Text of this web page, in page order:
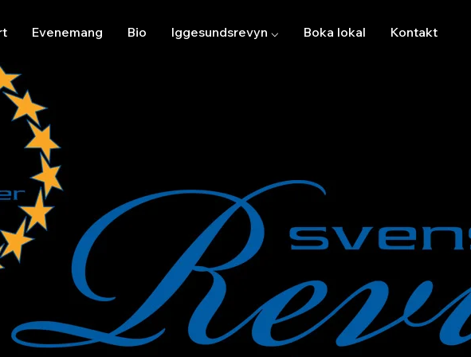
Evenemang Bio Iggesundsrevyn ⌵ Boka lokal Kontakt